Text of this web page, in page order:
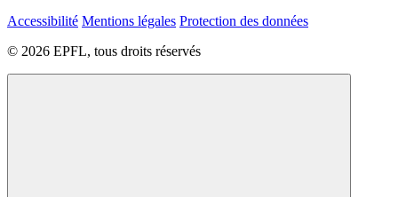
Accessibilité Mentions légales Protection des données
© 2026 EPFL, tous droits réservés